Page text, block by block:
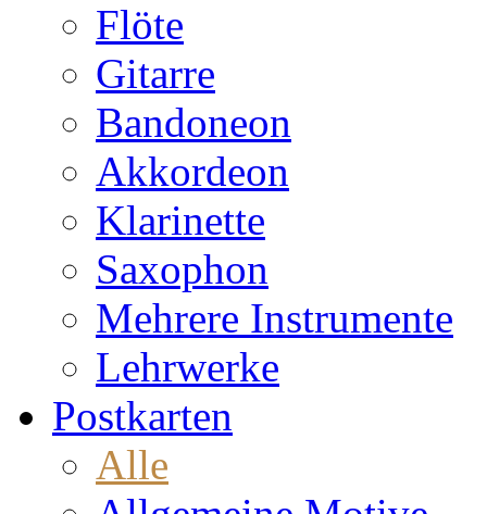
Flöte
Gitarre
Bandoneon
Akkordeon
Klarinette
Saxophon
Mehrere Instrumente
Lehrwerke
Postkarten
Alle